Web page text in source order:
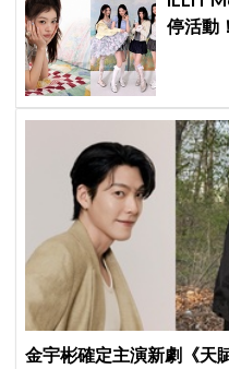
停活動
金宇彬確定主演新劇《天